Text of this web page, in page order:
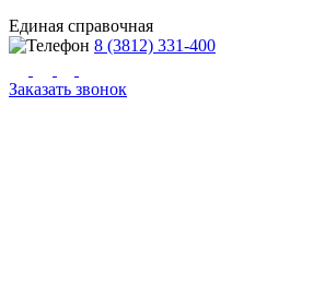
Единая справочная
8 (3812) 331-400
Заказать звонок